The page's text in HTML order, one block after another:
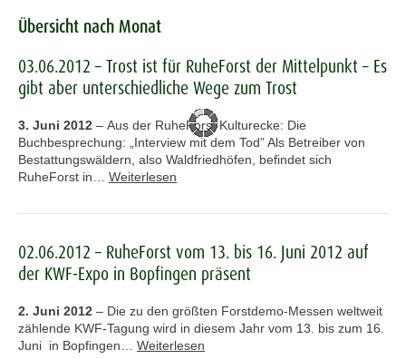
Übersicht nach Monat
03.06.2012 – Trost ist für RuheForst der Mittelpunkt – Es
gibt aber unterschiedliche Wege zum Trost
3. Juni 2012 – Aus der RuheForst Kulturecke: Die
Buchbesprechung: „Interview mit dem Tod” Als Betreiber von
Bestattungswäldern, also Waldfriedhöfen, befindet sich
RuheForst in… Weiterlesen
02.06.2012 – RuheForst vom 13. bis 16. Juni 2012 auf
der KWF-Expo in Bopfingen präsent
2. Juni 2012 – Die zu den größten Forstdemo-Messen weltweit
zählende KWF-Tagung wird in diesem Jahr vom 13. bis zum 16.
Juni in Bopfingen… Weiterlesen